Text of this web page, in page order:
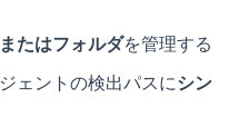
たはフォルダを管理する
ェントの検出パスにシン